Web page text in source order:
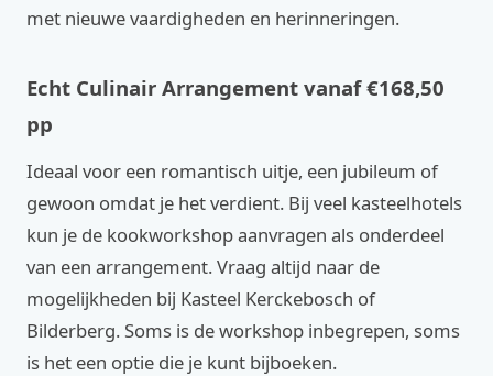
met nieuwe vaardigheden en herinneringen.
Echt Culinair Arrangement vanaf €168,50
pp
Ideaal voor een romantisch uitje, een jubileum of
gewoon omdat je het verdient. Bij veel kasteelhotels
kun je de kookworkshop aanvragen als onderdeel
van een arrangement. Vraag altijd naar de
mogelijkheden bij Kasteel Kerckebosch of
Bilderberg. Soms is de workshop inbegrepen, soms
is het een optie die je kunt bijboeken.